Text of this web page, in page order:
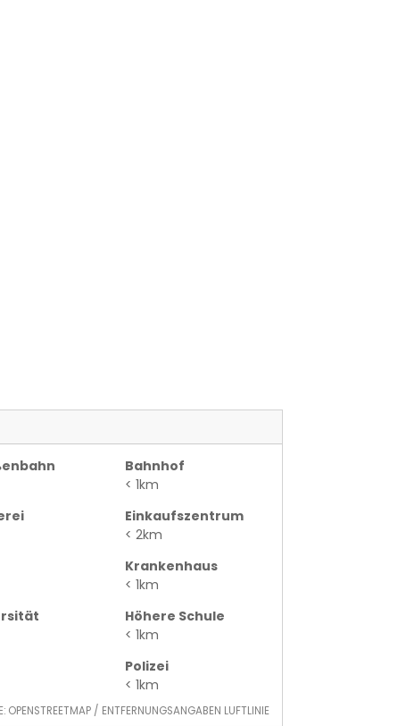
Bahnhof
< 1km
Einkaufszentrum
< 2km
Krankenhaus
< 1km
Höhere Schule
< 1km
Polizei
< 1km
OPENSTREETMAP / ENTFERNUNGSANGABEN LUFTLINIE